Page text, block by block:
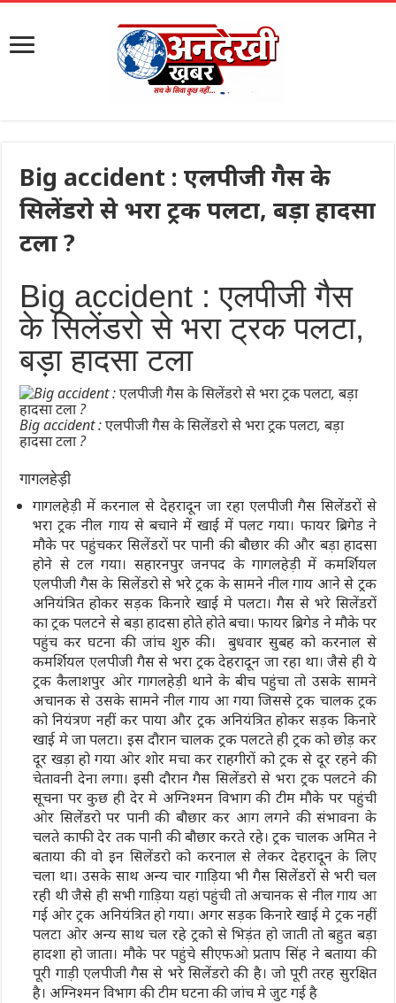
Big accident : एलपीजी गैस के
सिलेंडरो से भरा ट्रक पलटा, बड़ा हादसा
टला ?
Big accident : एलपीजी गैस
के सिलेंडरो से भरा ट्रक पलटा,
बड़ा हादसा टला
Big accident : एलपीजी गैस के सिलेंडरो से भरा ट्रक पलटा, बड़ा
हादसा टला ?
गागलहेड़ी
गागलहेड़ी में करनाल से देहरादून जा रहा एलपीजी गैस सिलेंडरों से
भरा ट्रक नील गाय से बचाने में खाई में पलट गया। फायर ब्रिगेड ने
मौके पर पहुंचकर सिलेंडरों पर पानी की बौछार की और बड़ा हादसा
होने से टल गया। सहारनपुर जनपद के गागलहेड़ी में कमर्शियल
एलपीजी गैस के सिलेंडरो से भरे ट्रक के सामने नील गाय आने से ट्रक
अनियंत्रित होकर सड़क किनारे खाई मे पलटा। गैस से भरे सिलेंडरों
का ट्रक पलटने से बड़ा हादसा होते होते बचा। फायर ब्रिगेड ने मौके पर
पहुंच कर घटना की जांच शुरु की। बुधवार सुबह को करनाल से
कमर्शियल एलपीजी गैस से भरा ट्रक देहरादून जा रहा था। जैसे ही ये
ट्रक कैलाशपुर ओर गागलहेड़ी थाने के बीच पहुंचा तो उसके सामने
अचानक से उसके सामने नील गाय आ गया जिससे ट्रक चालक ट्रक
को नियंत्रण नहीं कर पाया और ट्रक अनियंत्रित होकर सड़क किनारे
खाई मे जा पलटा। इस दौरान चालक ट्रक पलटते ही ट्रक को छोड़ कर
दूर खड़ा हो गया ओर शोर मचा कर राहगीरों को ट्रक से दूर रहने की
चेतावनी देना लगा। इसी दौरान गैस सिलेंडरो से भरा ट्रक पलटने की
सूचना पर कुछ ही देर मे अग्निश्मन विभाग की टीम मौके पर पहुंची
ओर सिलेंडरो पर पानी की बौछार कर आग लगने की संभावना के
चलते काफी देर तक पानी की बौछार करते रहे। ट्रक चालक अमित ने
बताया की वो इन सिलेंडरो को करनाल से लेकर देहरादून के लिए
चला था। उसके साथ अन्य चार गाड़िया भी गैस सिलेंडरों से भरी चल
रही थी जैसे ही सभी गाड़िया यहां पहुंची तो अचानक से नील गाय आ
गई ओर ट्रक अनियंत्रित हो गया। अगर सड़क किनारे खाई मे ट्रक नहीं
पलटा ओर अन्य साथ चल रहे ट्रको से भिड़ंत हो जाती तो बहुत बड़ा
हादशा हो जाता। मौके पर पहुंचे सीएफओ प्रताप सिंह ने बताया की
पूरी गाड़ी एलपीजी गैस से भरे सिलेंडरो की है। जो पूरी तरह सुरक्षित
है। अग्निश्मन विभाग की टीम घटना की जांच मे जुट गई है